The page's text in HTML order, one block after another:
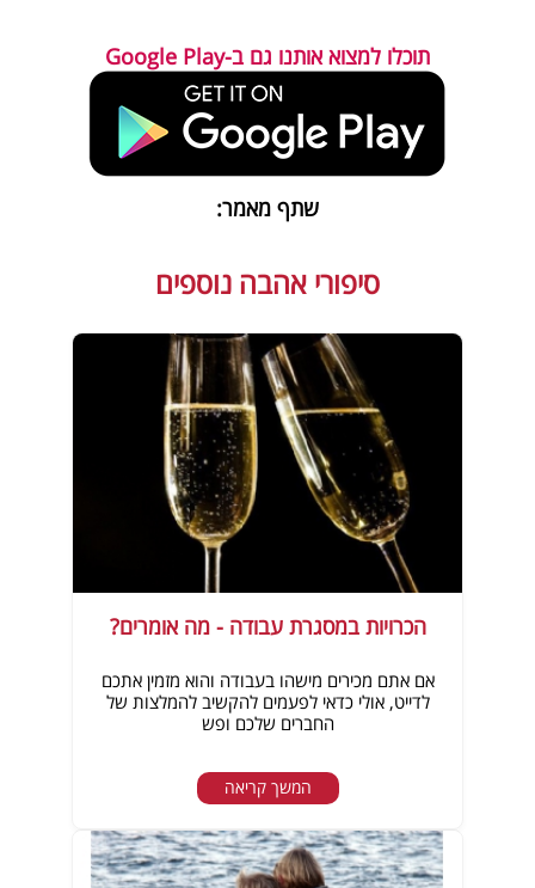
תוכלו למצוא אותנו גם ב-Google Play
שתף מאמר:
סיפורי אהבה נוספים
הכרויות במסגרת עבודה - מה אומרים?
אם אתם מכירים מישהו בעבודה והוא מזמין אתכם
לדייט, אולי כדאי לפעמים להקשיב להמלצות של
החברים שלכם ופש
המשך קריאה